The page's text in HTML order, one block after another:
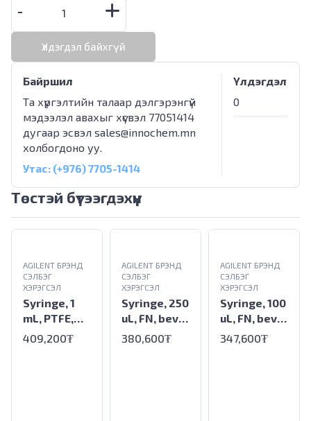
Үлдэгдэл байхгүй
Байршил
Та хүргэлтийн талаар дэлгэрэнгүй
мэдээлэл авахыг хүсвэл 77051414
дугаар эсвэл sales@innochem.mn
холбогдоно уу.
Утас: (+976) 7705-1414
Үлдэгдэл
0
Төстэй бүтээгдэхүүн
Syringe, 1
mL, PTFE,
FN, bevel tip
AGILENT БРЭНД
СЭЛБЭГ
ХЭРЭГСЭЛ
409,200₮
Syringe, 250
uL, FN, bevel
tip
AGILENT БРЭНД
СЭЛБЭГ
ХЭРЭГСЭЛ
380,600₮
Syringe, 100
uL, FN, bevel
tip
AGILENT БРЭНД
СЭЛБЭГ
ХЭРЭГСЭЛ
347,600₮